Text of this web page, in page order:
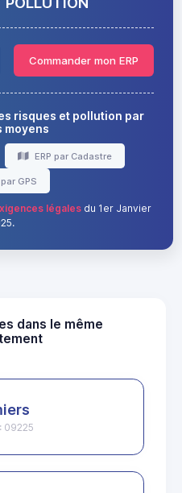
Commander mon ERP
risques et pollution par
moyens
ERP par Cadastre
par GPS
légalesdu 1er Janvier
dans le même
09225